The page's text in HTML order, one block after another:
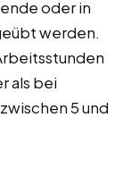
oder in
werden.
als bei
5 und